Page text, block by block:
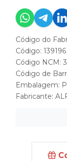
Código do
Código: 139196
Código NCM:
Código de
Embalagem:
Fabricante: